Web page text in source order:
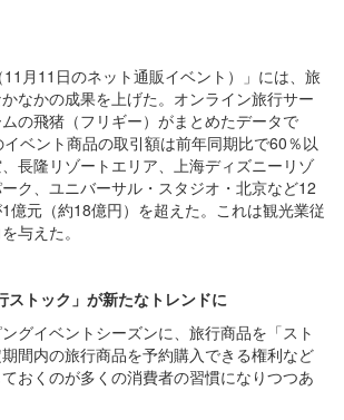
月11日のネット通販イベント）」には、旅
なかの成果を上げた。オンライン旅行サー
の飛猪（フリギー）がまとめたデータで
ベント商品の取引額は前年同期比で60％以
長隆リゾートエリア、上海ディズニーリゾ
ク、ユニバーサル・スタジオ・北京など12
億元（約18億円）を超えた。これは観光業従
与えた。
ストック」が新たなトレンドに
グイベントシーズンに、旅行商品を「スト
間内の旅行商品を予約購入できる権利など
おくのが多くの消費者の習慣になりつつあ